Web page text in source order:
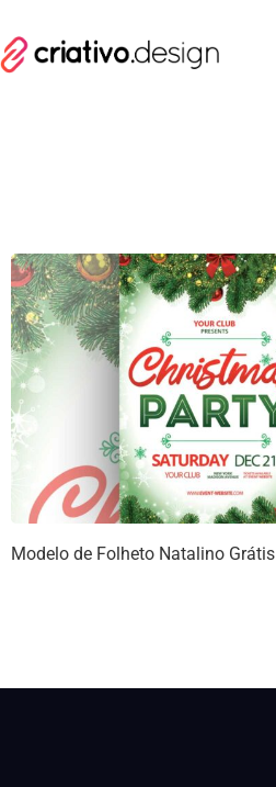
Modelo de Folheto Natalino Grátis